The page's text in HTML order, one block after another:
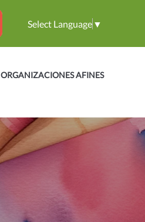
Select Language ▼
ORGANIZACIONES AFINES